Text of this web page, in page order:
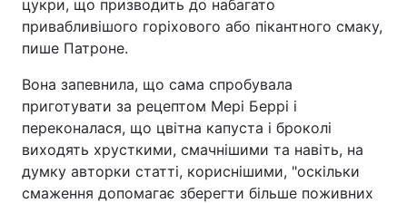
цукри, що призводить до набагато
привабливішого горіхового або пікантного смаку,
пише Патроне.
Вона запевнила, що сама спробувала
приготувати за рецептом Мері Беррі і
переконалася, що цвітна капуста і броколі
виходять хрусткими, смачнішими та навіть, на
думку авторки статті, кориснішими, "оскільки
смаження допомагає зберегти більше поживних